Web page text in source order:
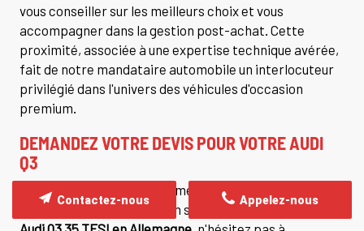
vous conseiller sur les meilleurs choix et vous
accompagner dans la gestion post-achat. Cette
proximité, associée à une expertise technique avérée,
fait de notre mandataire automobile un interlocuteur
privilégié dans l'univers des véhicules d'occasion
premium.
DEMANDEZ VOTRE DEVIS POUR VOTRE AUDI
Q3
Si vous envisagez sérieusement d'acquérir un véhicule
de prestige, notamment en souhaitantAcheter une
Appelez-nous
Contactez-nous